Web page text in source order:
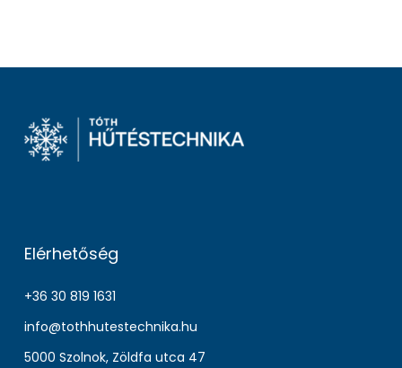
Elérhetőség
+36 30 819 1631
info@tothhutestechnika.hu
5000 Szolnok, Zöldfa utca 47